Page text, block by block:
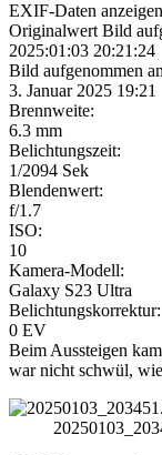
EXIF-Daten
Originalwert Bild
2025:01:03 20:21:24
Bild aufgenommen
3. Januar 2025 19:21
Brennweite:
6.3 mm
Belichtungszeit:
1/2094 Sek
Blendenwert:
f/1.7
ISO:
10
Kamera-Modell:
Galaxy S23 Ultra
Belichtungskorrektur:
0 EV
Beim Aussteigen
war nicht schwül,